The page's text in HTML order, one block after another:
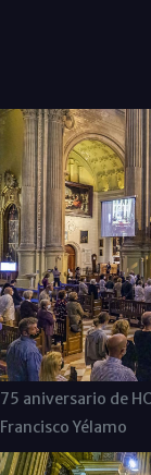
75 aniversario de
Francisco Yélamo